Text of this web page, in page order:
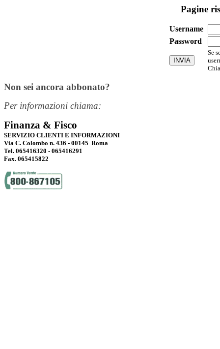
Pagine
Username
Password
Se
Non sei ancora abbonato?
Per informazioni chiama:
Finanza & Fisco
SERVIZIO CLIENTI E INFORMAZIONI
Via C. Colombo n. 436 - 00145 Roma
Tel. 065416320 - 065416291
Fax. 065415822